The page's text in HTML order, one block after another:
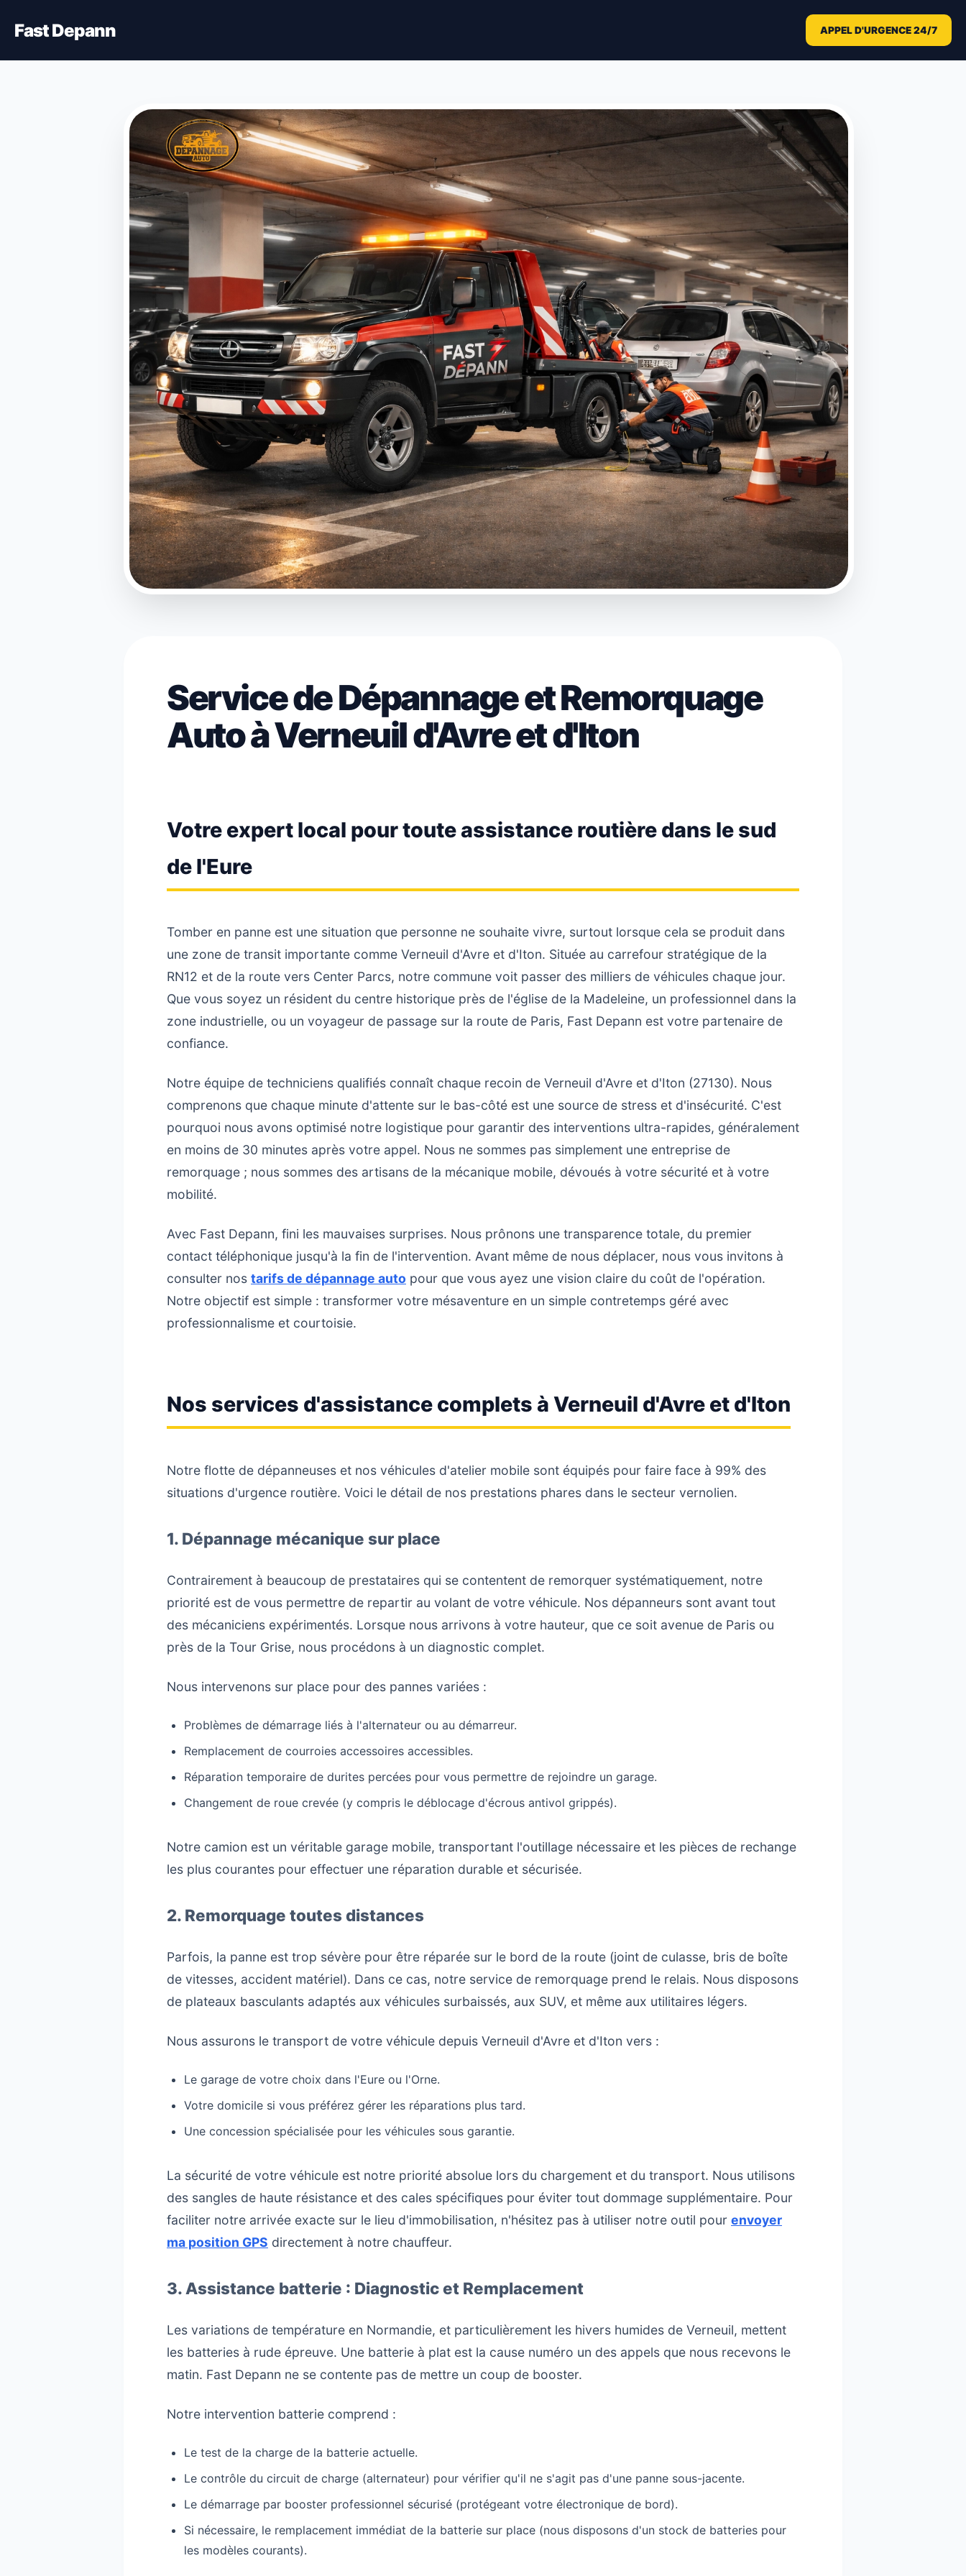
Fast Depann APPEL D'URGENCE 24/7
Service de Dépannage et Remorquage
Auto à Verneuil d'Avre et d'Iton
Votre expert local pour toute assistance routière dans le sud
de l'Eure
Tomber en panne est une situation que personne ne souhaite vivre, surtout lorsque cela se produit dans
une zone de transit importante comme Verneuil d'Avre et d'Iton. Située au carrefour stratégique de la
RN12 et de la route vers Center Parcs, notre commune voit passer des milliers de véhicules chaque jour.
Que vous soyez un résident du centre historique près de l'église de la Madeleine, un professionnel dans la
zone industrielle, ou un voyageur de passage sur la route de Paris, Fast Depann est votre partenaire de
confiance.
Notre équipe de techniciens qualifiés connaît chaque recoin de Verneuil d'Avre et d'Iton (27130). Nous
comprenons que chaque minute d'attente sur le bas-côté est une source de stress et d'insécurité. C'est
pourquoi nous avons optimisé notre logistique pour garantir des interventions ultra-rapides, généralement
en moins de 30 minutes après votre appel. Nous ne sommes pas simplement une entreprise de
remorquage ; nous sommes des artisans de la mécanique mobile, dévoués à votre sécurité et à votre
mobilité.
Avec Fast Depann, fini les mauvaises surprises. Nous prônons une transparence totale, du premier
contact téléphonique jusqu'à la fin de l'intervention. Avant même de nous déplacer, nous vous invitons à
consulter nos tarifs de dépannage auto pour que vous ayez une vision claire du coût de l'opération.
Notre objectif est simple : transformer votre mésaventure en un simple contretemps géré avec
professionnalisme et courtoisie.
Nos services d'assistance complets à Verneuil d'Avre et d'Iton
Notre flotte de dépanneuses et nos véhicules d'atelier mobile sont équipés pour faire face à 99% des
situations d'urgence routière. Voici le détail de nos prestations phares dans le secteur vernolien.
1. Dépannage mécanique sur place
Contrairement à beaucoup de prestataires qui se contentent de remorquer systématiquement, notre
priorité est de vous permettre de repartir au volant de votre véhicule. Nos dépanneurs sont avant tout
des mécaniciens expérimentés. Lorsque nous arrivons à votre hauteur, que ce soit avenue de Paris ou
près de la Tour Grise, nous procédons à un diagnostic complet.
Nous intervenons sur place pour des pannes variées :
Problèmes de démarrage liés à l'alternateur ou au démarreur.
Remplacement de courroies accessoires accessibles.
Réparation temporaire de durites percées pour vous permettre de rejoindre un garage.
Changement de roue crevée (y compris le déblocage d'écrous antivol grippés).
Notre camion est un véritable garage mobile, transportant l'outillage nécessaire et les pièces de rechange
les plus courantes pour effectuer une réparation durable et sécurisée.
2. Remorquage toutes distances
Parfois, la panne est trop sévère pour être réparée sur le bord de la route (joint de culasse, bris de boîte
de vitesses, accident matériel). Dans ce cas, notre service de remorquage prend le relais. Nous disposons
de plateaux basculants adaptés aux véhicules surbaissés, aux SUV, et même aux utilitaires légers.
Nous assurons le transport de votre véhicule depuis Verneuil d'Avre et d'Iton vers :
Le garage de votre choix dans l'Eure ou l'Orne.
Votre domicile si vous préférez gérer les réparations plus tard.
Une concession spécialisée pour les véhicules sous garantie.
La sécurité de votre véhicule est notre priorité absolue lors du chargement et du transport. Nous utilisons
des sangles de haute résistance et des cales spécifiques pour éviter tout dommage supplémentaire. Pour
faciliter notre arrivée exacte sur le lieu d'immobilisation, n'hésitez pas à utiliser notre outil pour envoyer
ma position GPS directement à notre chauffeur.
3. Assistance batterie : Diagnostic et Remplacement
Les variations de température en Normandie, et particulièrement les hivers humides de Verneuil, mettent
les batteries à rude épreuve. Une batterie à plat est la cause numéro un des appels que nous recevons le
matin. Fast Depann ne se contente pas de mettre un coup de booster.
Notre intervention batterie comprend :
Le test de la charge de la batterie actuelle.
Le contrôle du circuit de charge (alternateur) pour vérifier qu'il ne s'agit pas d'une panne sous-jacente.
Le démarrage par booster professionnel sécurisé (protégeant votre électronique de bord).
Si nécessaire, le remplacement immédiat de la batterie sur place (nous disposons d'un stock de batteries pour
les modèles courants).